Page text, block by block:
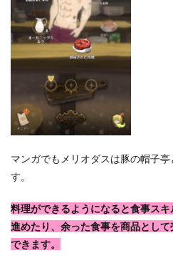
マンガでもメリオダスは豚の帽子
す。
料理ができるようになると食事ス
進めたり、余った食事を商品とし
できます。